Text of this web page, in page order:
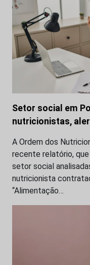
Setor social em
nutricionistas,
A Ordem dos
recente relatório,
setor social
nutricionista
“Alimentação…